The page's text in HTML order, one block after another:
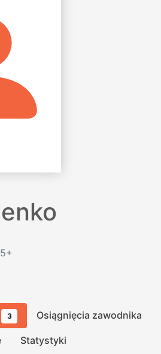
3 Osiągnięcia zawodnika
Statystyki